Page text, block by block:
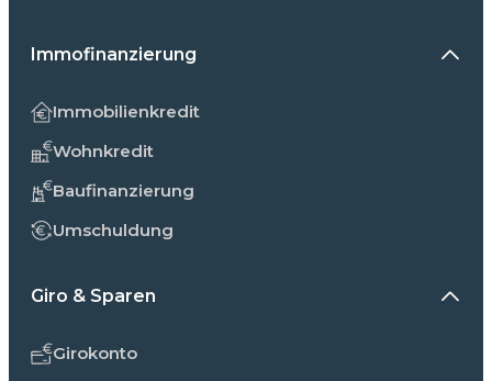
Immofinanzierung
Immobilienkredit
Wohnkredit
Baufinanzierung
Umschuldung
Giro & Sparen
Girokonto